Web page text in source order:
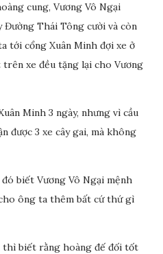
cung, Vương Vô Ngại
Đường Thái Tông cười và còn
tới cổng Xuân Minh đợi xe ở
xe đều tặng lại cho Vương
Minh 3 ngày, nhưng vì cầu
được 3 xe cây gai, mà không
biết Vương Vô Ngại mệnh
ông ta thêm bất cứ thứ gì
thì biết rằng hoàng đế đối tốt